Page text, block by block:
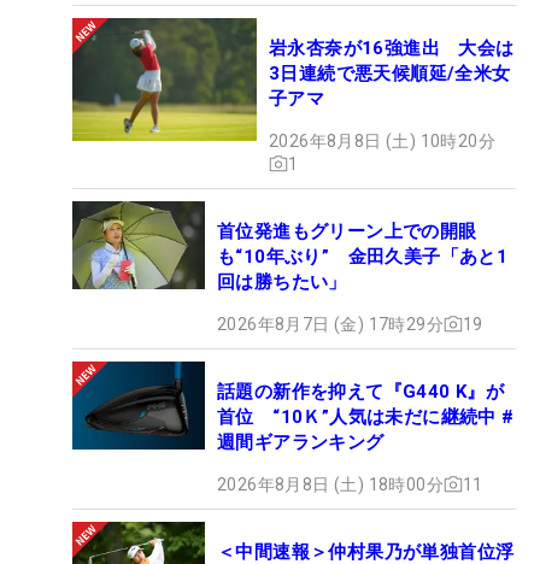
岩永杏奈が16強進出 大会は
3日連続で悪天候順延/全米女
子アマ
2026年8月8日 (土) 10時20分
1
首位発進もグリーン上での開眼
も“10年ぶり” 金田久美子「あと1
回は勝ちたい」
2026年8月7日 (金) 17時29分 19
話題の新作を抑えて『G440 K』が
首位 “10Ｋ”人気は未だに継続中 #
週間ギアランキング
2026年8月8日 (土) 18時00分 11
＜中間速報＞仲村果乃が単独首位浮